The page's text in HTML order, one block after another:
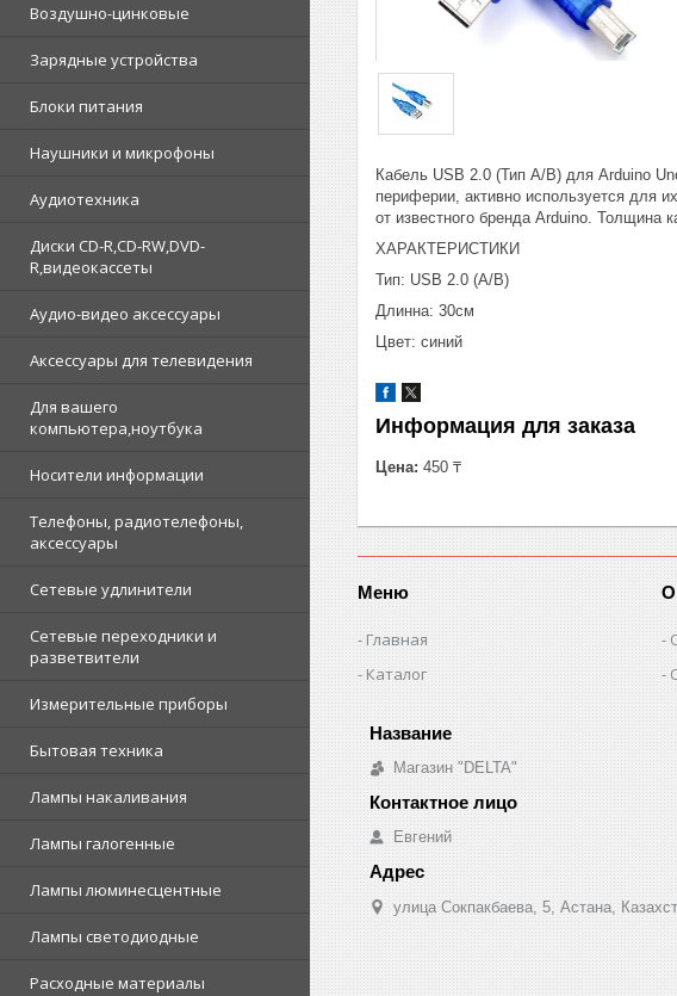
Воздушно-цинковые
Зарядные устройства
Блоки питания
Наушники и микрофоны
Аудиотехника
Диски CD-R,CD-RW,DVD-
R,видеокассеты
Аудио-видео аксессуары
Аксессуары для телевидения
Для вашего
компьютера,ноутбука
Носители информации
Телефоны, радиотелефоны,
аксессуары
Сетевые удлинители
Сетевые переходники и
разветвители
Измерительные приборы
Бытовая техника
Лампы накаливания
Лампы галогенные
Лампы люминесцентные
Лампы светодиодные
Расходные материалы
Кабель USB 2.0 (Тип A/B) для Arduino
периферии, активно используется для
от известного бренда Arduino. Толщина
ХАРАКТЕРИСТИКИ
Тип: USB 2.0 (A/B)
Длинна: 30см
Цвет: синий
Информация для заказа
Цена: 450 ₸
Меню
Главная
Каталог
О
Магазин "DELTA"
Евгений
улица Сокпакбаева, 5, Астана,